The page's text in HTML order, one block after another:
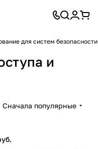
для систем безопасности
и
Сначала популярные